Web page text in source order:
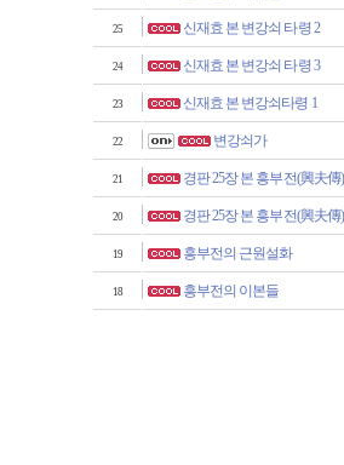
25 신재효 본 변강쇠 타령 2
24 신재효 본 변강쇠 타령 3
23 신재효 본 변강쇠타령 1
22 변강쇠가
21 경판 25장 본 흥부전(興夫傳
20 경판 25장 본 흥부전(興夫傳
19 흥부전의 근원설화
18 흥부전의 이본들